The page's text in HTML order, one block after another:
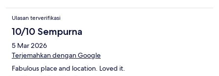
Ulasan terverifikasi
10/10 Sempurna
5 Mar 2026
Terjemahkan dengan Google
Fabulous place and location. Loved it.